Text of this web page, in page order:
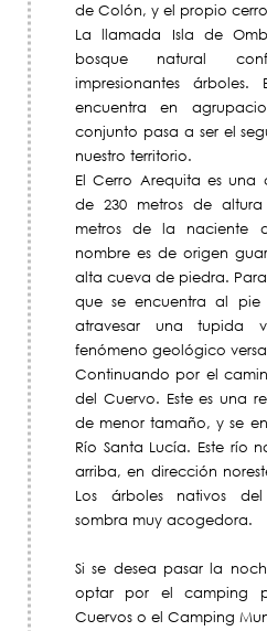
de Colón, y el propio
La llamada Isla de
bosque natural
impresionantes
encuentra en
conjunto pasa a ser el
nuestro territorio.
El Cerro Arequita es una
de 230 metros de
metros de la naciente
nombre es de origen
alta cueva de piedra.
que se encuentra al pie
atravesar una tupida
fenómeno geológico
Continuando por el
del Cuervo. Este es una
de menor tamaño, y se
Río Santa Lucía. Este río
arriba, en dirección
Los árboles nativos
sombra muy acogedora.
Si se desea pasar la
optar por el camping
Cuervos o el Camping